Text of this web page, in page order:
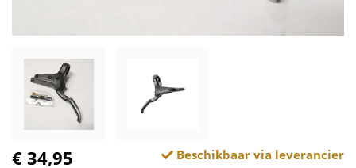
€ 34,95 Beschikbaar via leverancier